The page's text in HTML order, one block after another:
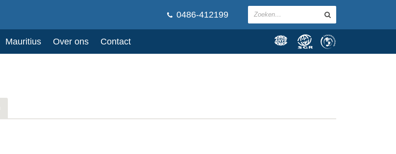
0486-412199
Mauritius Over ons Contact